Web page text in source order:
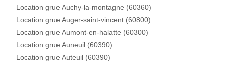
Location grue Auchy-la-montagne (60360)
Location grue Auger-saint-vincent (60800)
Location grue Aumont-en-halatte (60300)
Location grue Auneuil (60390)
Location grue Auteuil (60390)